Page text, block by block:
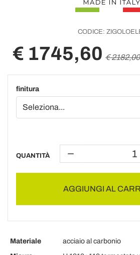
CODICE:
€ 1745,60 € 2182,00
finitura
QUANTITÀ
AGGIUNGI AL
Materiale
acciaio al carbonio